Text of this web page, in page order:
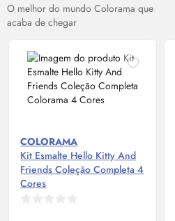
O melhor do mundo Colorama que
acaba de chegar
COLORAMA
Kit Esmalte Hello Kitty And
Friends Coleção Completa 4
Cores